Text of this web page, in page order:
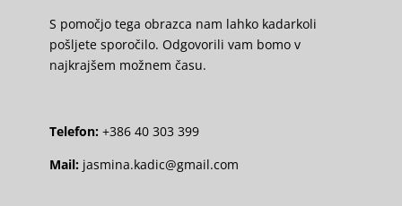
S pomočjo tega obrazca nam lahko kadarkoli
pošljete sporočilo. Odgovorili vam bomo v
najkrajšem možnem času.
Telefon: +386 40 303 399
Mail: jasmina.kadic@gmail.com